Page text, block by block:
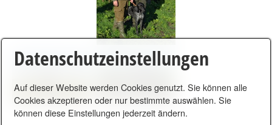
Datenschutzeinstellungen
Auf dieser Website werden Cookies genutzt. Sie können alle
Cookies akzeptieren oder nur bestimmte auswählen. Sie
können diese Einstellungen jederzeit ändern.